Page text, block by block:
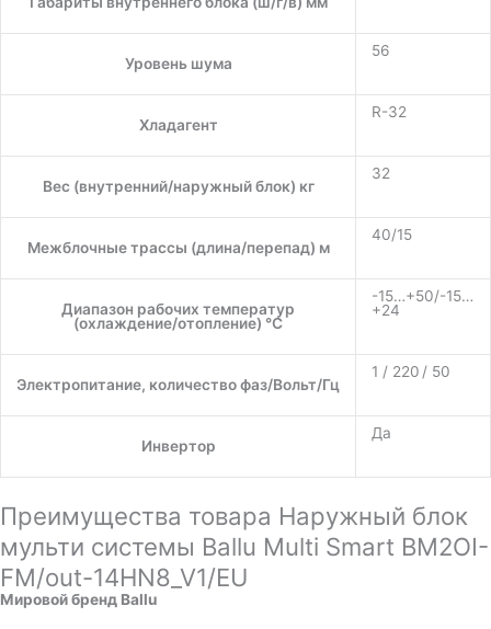
Уровень шума
56
Хладагент
R-32
Вес (внутренний/наружный блок) кг
32
Межблочные трассы (длина/перепад) м
40/15
Диапазон рабочих температур
(охлаждение/отопление) °C
-15…+50/-15…
+24
Электропитание, количество фаз/Вольт/Гц
1 / 220 / 50
Инвертор
Да
Преимущества товара Наружный блок
мульти системы Ballu Multi Smart BM2OI-
FM/out-14HN8_V1/EU
Мировой бренд Ballu